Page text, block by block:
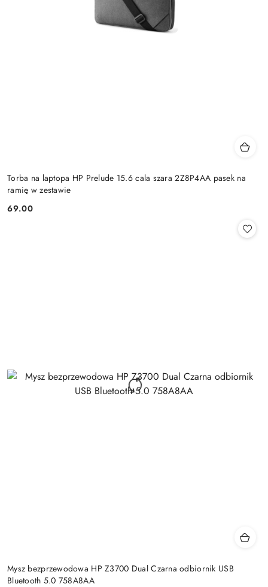
Torba na laptopa HP Prelude 15.6 cala szara 2Z8P4AA pasek na
ramię w zestawie
Cena:
69.00
Mysz bezprzewodowa HP Z3700 Dual Czarna odbiornik USB
Bluetooth 5.0 758A8AA